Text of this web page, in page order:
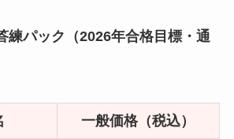
練パック（2026年合格目標・通
一般価格（税込）